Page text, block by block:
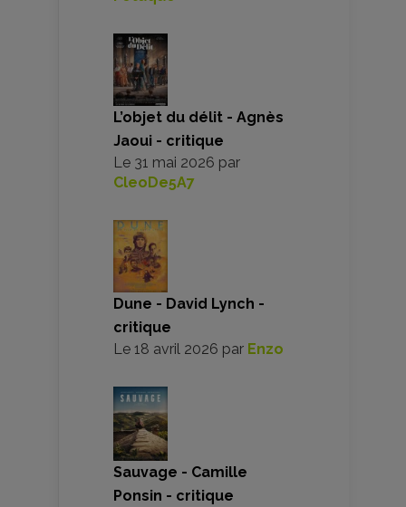
L’objet du délit - Agnès
Jaoui - critique
Le 31 mai 2026 par
CleoDe5A7
Dune - David Lynch -
critique
Le 18 avril 2026 par Enzo
Sauvage - Camille
Ponsin - critique